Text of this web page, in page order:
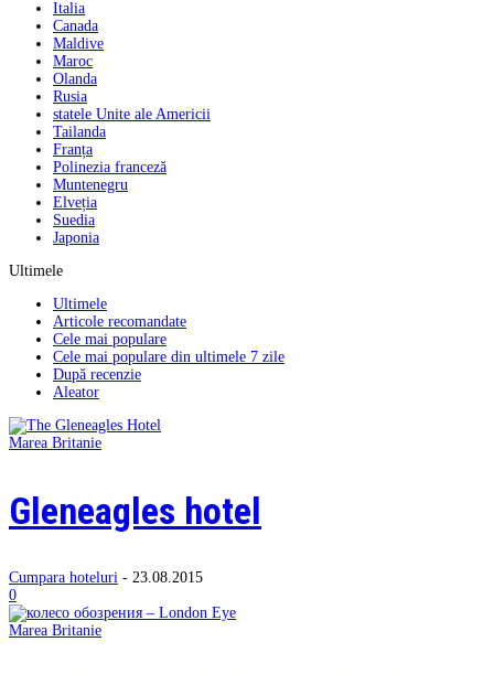
Italia
Canada
Maldive
Maroc
Olanda
Rusia
statele Unite ale Americii
Tailanda
Franța
Polinezia franceză
Muntenegru
Elveția
Suedia
Japonia
Ultimele
Ultimele
Articole recomandate
Cele mai populare
Cele mai populare din ultimele 7 zile
După recenzie
Aleator
Marea Britanie
Gleneagles hotel
Cumpara hoteluri - 23.08.2015
0
Marea Britanie